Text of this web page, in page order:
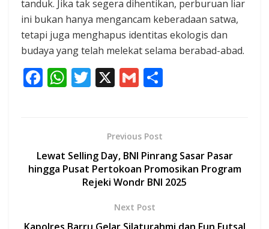
tanduk. Jika tak segera dihentikan, perburuan liar
ini bukan hanya mengancam keberadaan satwa,
tetapi juga menghapus identitas ekologis dan
budaya yang telah melekat selama berabad-abad.
F
o
o
W
A
p
T
er
X G
l
Previous Post
Lewat Selling Day, BNI Pinrang Sasar Pasar
hingga Pusat Pertokoan Promosikan Program
Rejeki Wondr BNI 2025
Next Post